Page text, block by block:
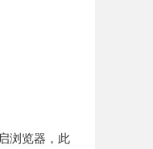
浏览器，此